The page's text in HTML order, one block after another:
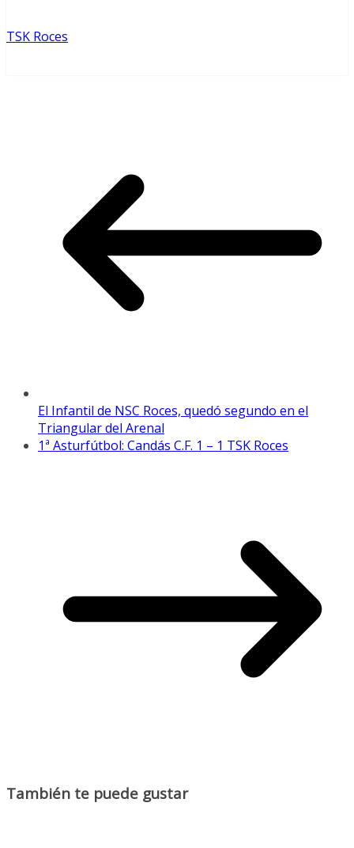
TSK Roces
El Infantil de NSC Roces, quedó segundo en el
Triangular del Arenal
1ª Asturfútbol: Candás C.F. 1 – 1 TSK Roces
También te puede gustar